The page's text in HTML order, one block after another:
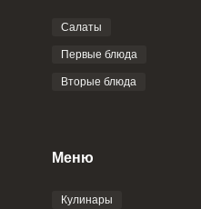
Фото до 4 шт, до 5 mb
Отправляя эту форму,
соглашением
Салаты
Первые блюда
Вторые блюда
Меню
Кулинары